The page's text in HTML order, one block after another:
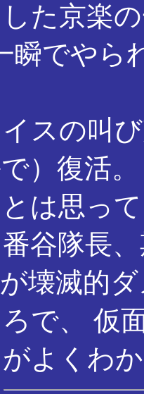
た京楽
瞬でやら
スの叫
で）復活
は思っ
谷隊長
壊滅的
で、 仮
よくわ